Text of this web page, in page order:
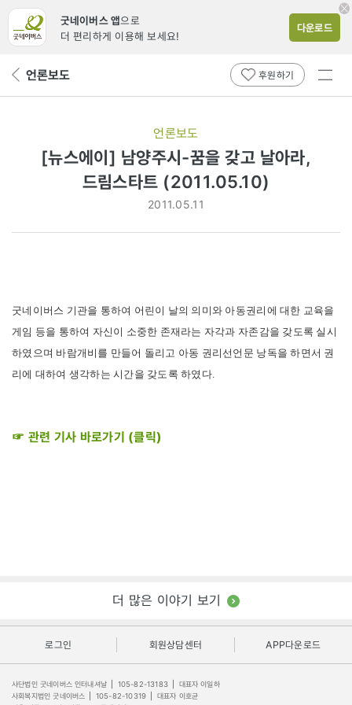
굿네이버스 앱으로
더 편리하게 이용해 보세요!
다운로드
뒤 언론보도 후원하기
전체
언론보도
[뉴스에이] 남양주시-꿈을 갖고 날아라,
드림스타트 (2011.05.10)
2011.05.11
굿네이버스 기관을 통하여 어린이 날의 의미와 아동권리에 대한 교육을
게임 등을 통하여 자신이 소중한 존재라는 자각과 자존감을 갖도록 실시
하였으며 바람개비를 만들어 돌리고 아동 권리선언문 낭독을 하면서 권
리에 대하여 생각하는 시간을 갖도록 하였다.
☞ 관련 기사 바로가기 (클릭)
더 많은 이야기 보기
로그인 회원상담센터 APP다운로드
사단법인 굿네이버스 인터내셔날 105-82-13183
대표자 이일하
사회복지법인 굿네이버스
105-82-10319
대표자 이호균